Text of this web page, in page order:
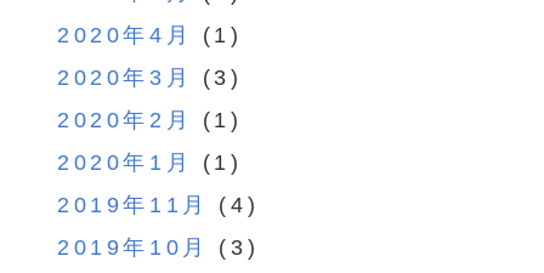
2020年4月
(1)
2020年3月
(3)
2020年2月
(1)
2020年1月
(1)
2019年11月
(4)
2019年10月
(3)